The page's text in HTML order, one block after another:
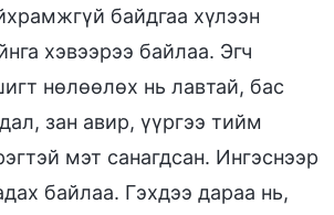
байдгаа хүлээн
хэвээрээ байлаа. Эгч
нөлөөлөх нь лавтай, бас
зан авир, үүргээ тийм
мэт санагдсан. Ингэснээр
байлаа. Гэхдээ дараа нь,